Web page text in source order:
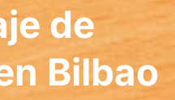
de
Bilbao